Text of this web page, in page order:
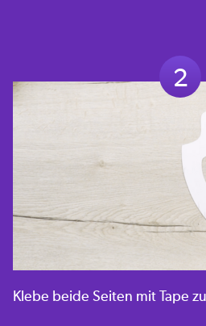
2
Klebe beide Seiten mit Tape